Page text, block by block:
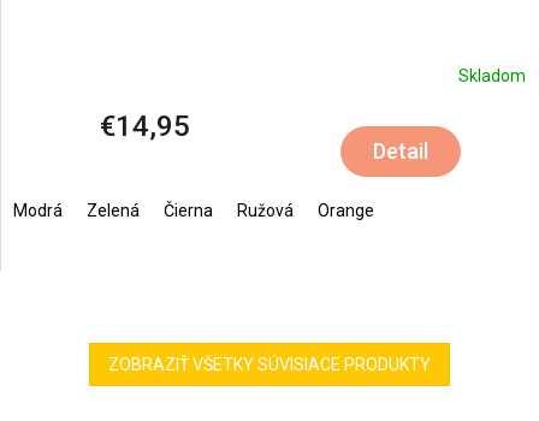
Skladom
€14,95
Detail
Modrá Zelená Čierna Ružová Orange
ZOBRAZIŤ VŠETKY SÚVISIACE PRODUKTY